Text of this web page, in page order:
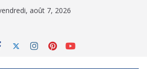
août 7, 2026